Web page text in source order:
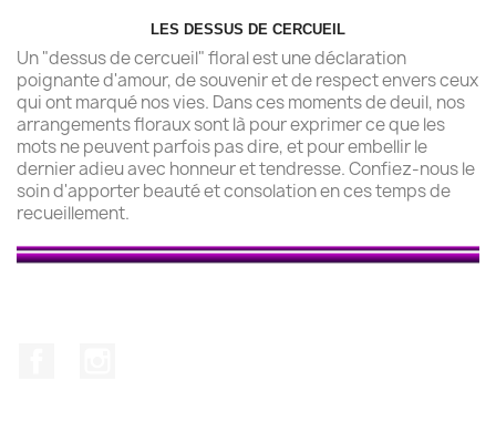
LES DESSUS DE CERCUEIL
Un "dessus de cercueil" floral est une déclaration
poignante d'amour, de souvenir et de respect envers ceux
qui ont marqué nos vies. Dans ces moments de deuil, nos
arrangements floraux sont là pour exprimer ce que les
mots ne peuvent parfois pas dire, et pour embellir le
dernier adieu avec honneur et tendresse. Confiez-nous le
soin d'apporter beauté et consolation en ces temps de
recueillement.